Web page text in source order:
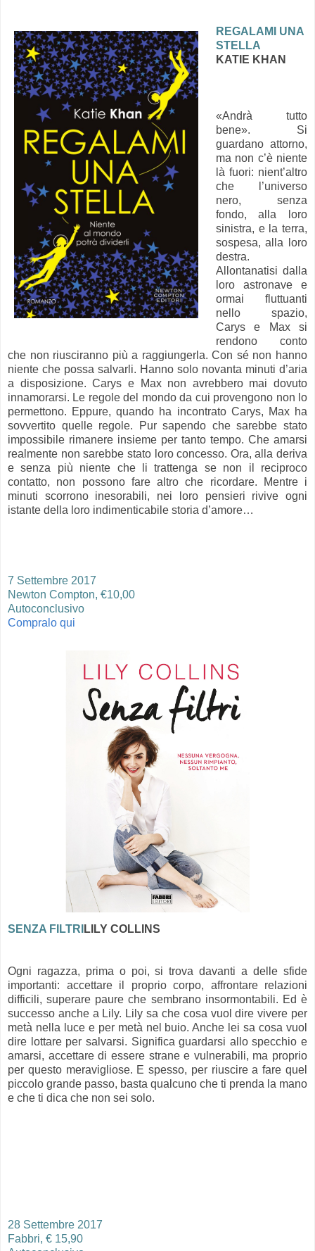
REGALAMI UNA
STELLA
KATIE KHAN
«Andrà tutto
bene». Si
guardano attorno,
ma non c’è niente
là fuori: nient’altro
che l’universo
nero, senza
fondo, alla loro
sinistra, e la terra,
sospesa, alla loro
destra.
Allontanatisi dalla
loro astronave e
ormai fluttuanti
nello spazio,
Carys e Max si
rendono conto
che non riusciranno più a raggiungerla. Con sé non hanno
niente che possa salvarli. Hanno solo novanta minuti d’aria
a disposizione. Carys e Max non avrebbero mai dovuto
innamorarsi. Le regole del mondo da cui provengono non lo
permettono. Eppure, quando ha incontrato Carys, Max ha
sovvertito quelle regole. Pur sapendo che sarebbe stato
impossibile rimanere insieme per tanto tempo. Che amarsi
realmente non sarebbe stato loro concesso. Ora, alla deriva
e senza più niente che li trattenga se non il reciproco
contatto, non possono fare altro che ricordare. Mentre i
minuti scorrono inesorabili, nei loro pensieri rivive ogni
istante della loro indimenticabile storia d’amore…
7 Settembre 2017
Newton Compton, €10,00
Autoconclusivo
Compralo qui
SENZA FILTRI LILY COLLINS
Ogni ragazza, prima o poi, si trova davanti a delle sfide
importanti: accettare il proprio corpo, affrontare relazioni
difficili, superare paure che sembrano insormontabili. Ed è
successo anche a Lily. Lily sa che cosa vuol dire vivere per
metà nella luce e per metà nel buio. Anche lei sa cosa vuol
dire lottare per salvarsi. Significa guardarsi allo specchio e
amarsi, accettare di essere strane e vulnerabili, ma proprio
per questo meravigliose. E spesso, per riuscire a fare quel
piccolo grande passo, basta qualcuno che ti prenda la mano
e che ti dica che non sei solo.
28 Settembre 2017
Fabbri, € 15,90